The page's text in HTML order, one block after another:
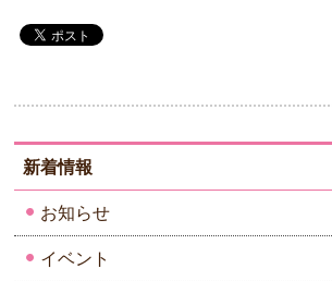
新着情報
お知らせ
イベント